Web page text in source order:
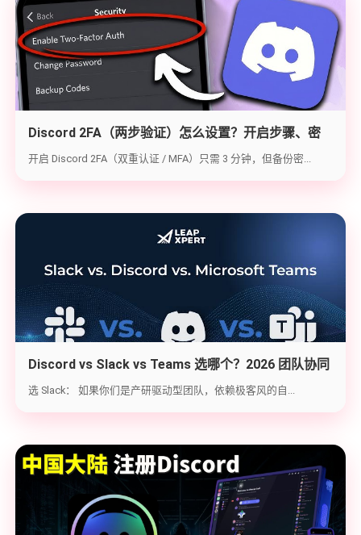
Discord 2FA（两步验证）怎么设置？开启步骤、密
钥备份与炸号救急（2026实战版）
开启 Discord 2FA（双重认证 / MFA）只需 3 分钟，但备份密...
Discord vs Slack vs Teams 选哪个？2026 团队协同
工具实战选型指南
选 Slack： 如果你们是产研驱动型团队，依赖极客风的自...